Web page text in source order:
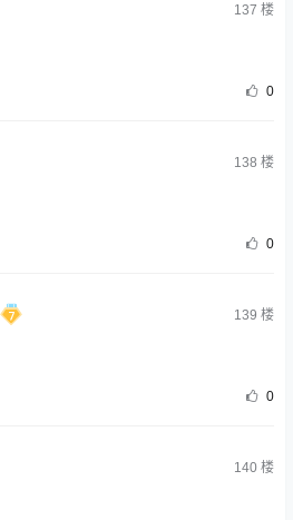
137 楼
0
138 楼
0
139 楼
0
140楼